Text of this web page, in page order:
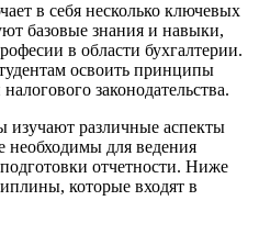
в себя несколько ключевых
базовые знания и навыки,
в области бухгалтерии.
освоить принципы
законодательства.
изучают различные аспекты
необходимы для ведения
отчетности. Ниже
которые входят в